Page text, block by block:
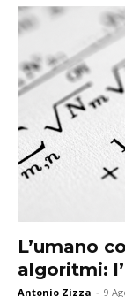
L’umano
algoritmi:
Antonio Zizza - 9